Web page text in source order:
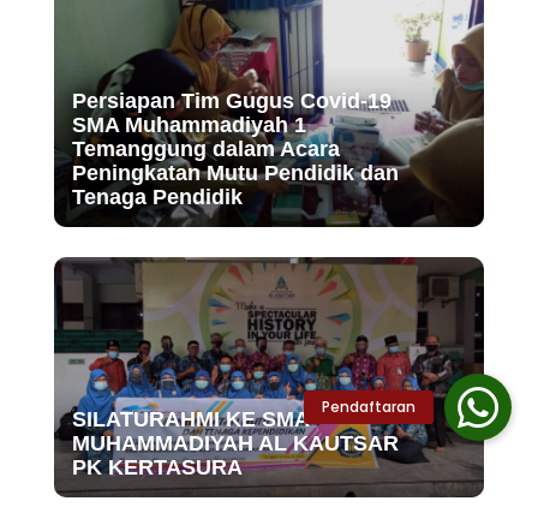
Persiapan Tim Gugus Covid-19
SMA Muhammadiyah 1
Temanggung dalam Acara
Peningkatan Mutu Pendidik dan
Tenaga Pendidik
SILATURAHMI KE SMA
MUHAMMADIYAH AL KAUTSAR
PK KERTASURA